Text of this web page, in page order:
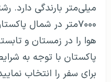
میلی‌متر بارندگی دارد.
۷۰۰۰متر در شمال
هوا را در زمستان و
پاکستان با توجه به
برای سفر را انتخاب